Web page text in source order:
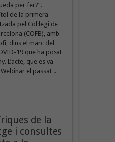
per fer?”.
de la primera
pel Col·legi de
(COFB), amb
dins el marc del
19 que ha posat
L’acte, que es va
el passat ...
de la
i consultes